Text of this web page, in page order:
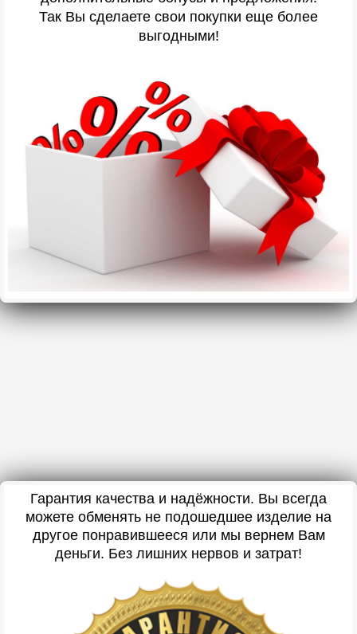
Так Вы сделаете свои покупки еще более
выгодными!
Гарантия качества и надёжности. Вы всегда
можете обменять не подошедшее изделие на
другое понравившееся или мы вернем Вам
деньги. Без лишних нервов и затрат!